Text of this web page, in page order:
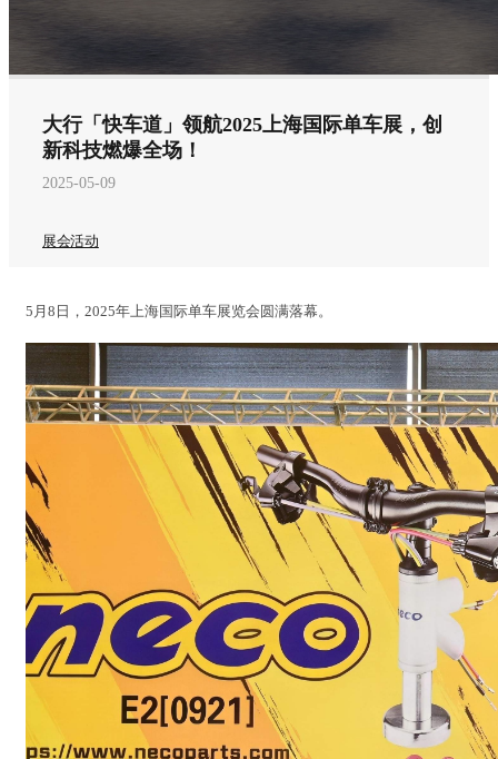
大行「快车道」领航2025上海国际单车展，创
新科技燃爆全场！
2025-05-09
展会活动
5月8日，2025年上海国际单车展览会圆满落幕。